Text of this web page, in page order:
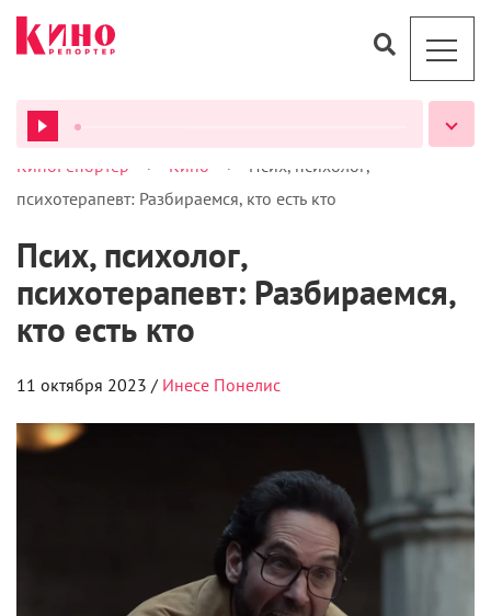
ВСЕ ПОДКАСТЫ
КиноРепортер > Кино >
Псих, психолог,
психотерапевт: Разбираемся, кто есть кто
Псих, психолог,
психотерапевт: Разбираемся,
кто есть кто
11 октября 2023 / Инесе Понелис